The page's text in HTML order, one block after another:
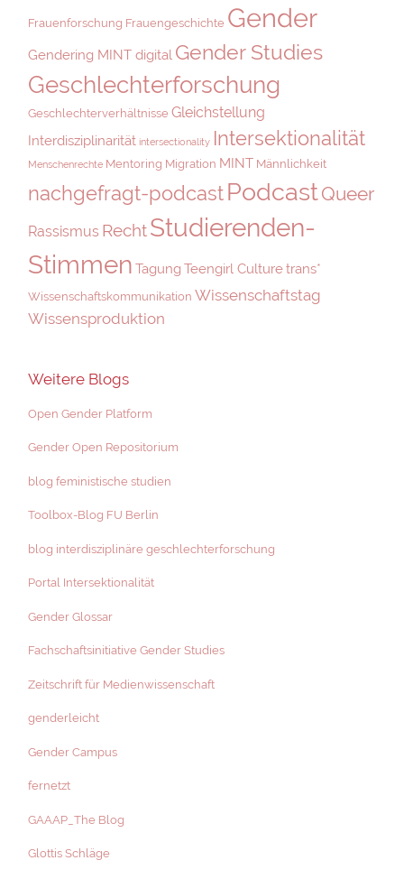
Frauenforschung Frauengeschichte Gender
Gendering MINT digital Gender Studies
Geschlechterforschung
Geschlechterverhältnisse Gleichstellung
Interdisziplinarität intersectionality Intersektionalität
Menschenrechte Mentoring Migration MINT Männlichkeit
nachgefragt-podcastPodcastQueer
Rassismus RechtStudierenden-
Stimmen Tagung Teengirl Culturetrans*
Wissenschaftskommunikation Wissenschaftstag
Wissensproduktion
Weitere Blogs
Open Gender Platform
Gender Open Repositorium
blog feministische studien
Toolbox-Blog FU Berlin
blog interdisziplinäre geschlechterforschung
Portal Intersektionalität
Gender Glossar
Fachschaftsinitiative Gender Studies
Zeitschrift für Medienwissenschaft
genderleicht
Gender Campus
fernetzt
GAAAP_The Blog
Glottis Schläge